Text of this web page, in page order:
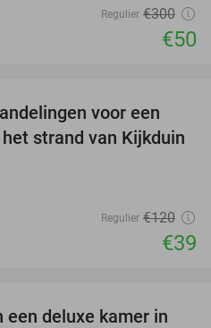
Regulier €300
€50
68%
voor een
strand van Kijkduin
Regulier €120
€39
een deluxe kamer in